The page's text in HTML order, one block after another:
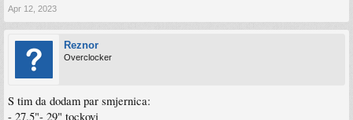
Apr 12, 2023
Reznor
Overclocker
S tim da dodam par smjernica:
- 27.5"- 29" tockovi